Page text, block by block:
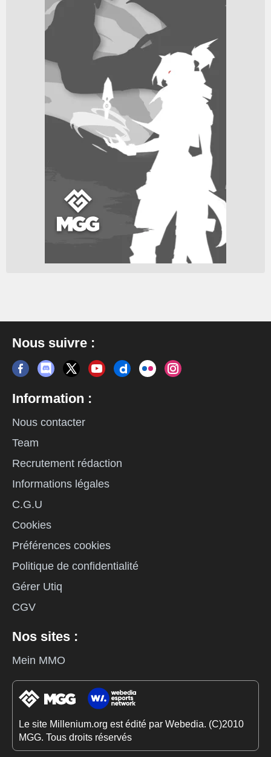
Nous suivre :
Information :
Nous contacter
Team
Recrutement rédaction
Informations légales
C.G.U
Cookies
Préférences cookies
Politique de confidentialité
Gérer Utiq
CGV
Nos sites :
Mein MMO
Le site Millenium.org est édité par Webedia. (C)2010
MGG. Tous droits réservés